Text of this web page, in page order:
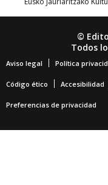
©
Todos
Aviso legal Política
Código ético Accesibilidad
Preferencias de privacidad